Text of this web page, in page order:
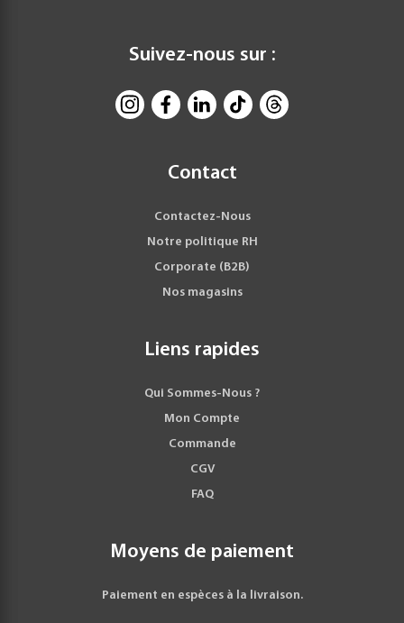
Suivez-nous sur :
Contact
Contactez-Nous
Notre politique RH
Corporate (B2B)
Nos magasins
Liens rapides
Qui Sommes-Nous ?
Mon Compte
Commande
CGV
FAQ
Moyens de paiement
Paiement en espèces à la livraison.